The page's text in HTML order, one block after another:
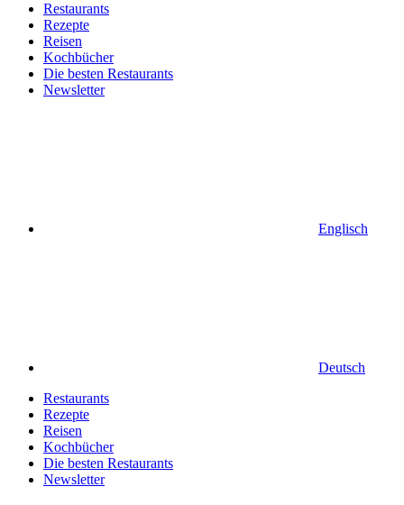
Restaurants
Rezepte
Reisen
Kochbücher
Die besten Restaurants
Newsletter
Englisch
Deutsch
Restaurants
Rezepte
Reisen
Kochbücher
Die besten Restaurants
Newsletter